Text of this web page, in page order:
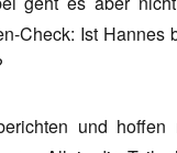
Check: Ist Hannes
und hoffen